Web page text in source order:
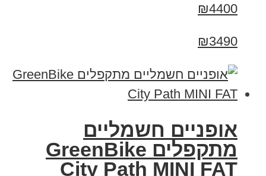
₪4400
₪3490
אופניים חשמליים
‏מתקפלים GreenBike
City Path MINI FAT